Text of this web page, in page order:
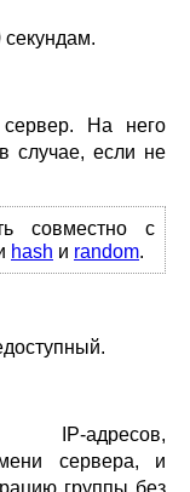
сервер. На него
случае, если не
совместно с
hash и random.
IP-адресов,
сервера, и
группы без